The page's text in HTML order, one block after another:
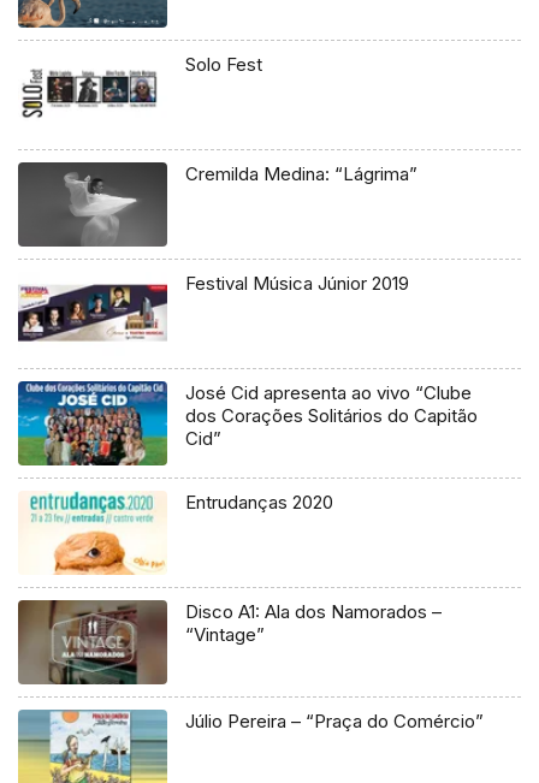
Solo Fest
Cremilda Medina: “Lágrima”
Festival Música Júnior 2019
José Cid apresenta ao vivo “Clube
dos Corações Solitários do Capitão
Cid”
Entrudanças 2020
Disco A1: Ala dos Namorados –
“Vintage”
Júlio Pereira – “Praça do Comércio”